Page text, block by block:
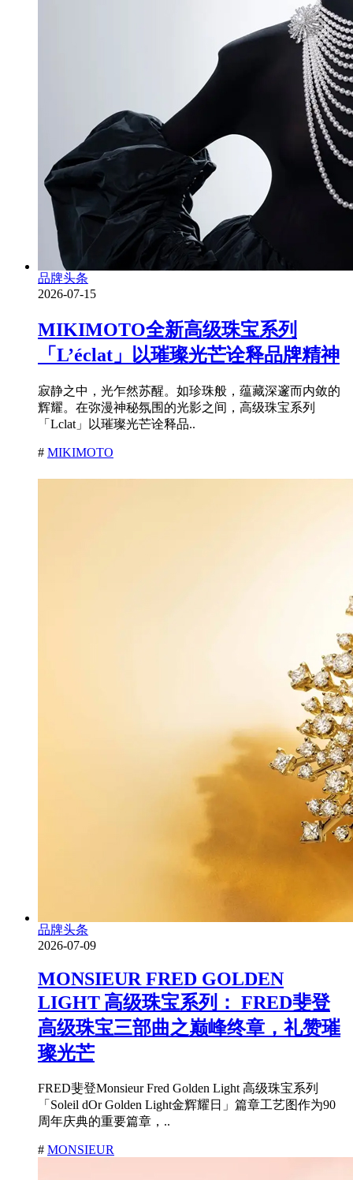
品牌头条
2026-07-15
MIKIMOTO全新高级珠宝系列
「L’éclat」以璀璨光芒诠释品牌精神
寂静之中，光乍然苏醒。如珍珠般，蕴藏深邃而内敛的
辉耀。在弥漫神秘氛围的光影之间，高级珠宝系列
「Lclat」以璀璨光芒诠释品..
# MIKIMOTO
品牌头条
2026-07-09
MONSIEUR FRED GOLDEN
LIGHT 高级珠宝系列： FRED斐登
高级珠宝三部曲之巅峰终章，礼赞璀
璨光芒
FRED斐登Monsieur Fred Golden Light 高级珠宝系列
「Soleil dOr Golden Light金辉耀日」篇章工艺图作为90
周年庆典的重要篇章，..
# MONSIEUR